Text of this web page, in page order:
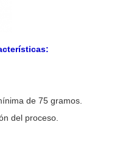
de 75 gramos.
del proceso.